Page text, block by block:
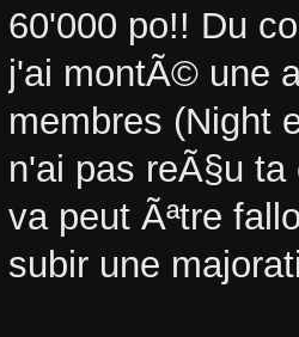
60'000 po!! Du
j'ai montÃ© une
membres (Night
n'ai pas reÃ§u
va peut Ãªtre
subir une